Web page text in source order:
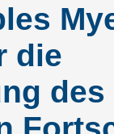
die
des